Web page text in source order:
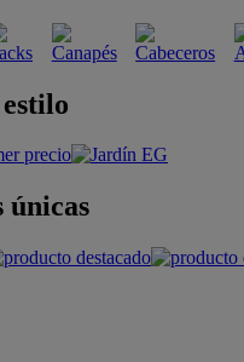
únicas